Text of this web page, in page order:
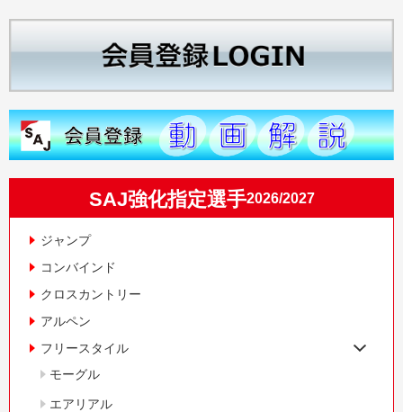
SAJ強化指定選手2026/2027
ジャンプ
コンバインド
クロスカントリー
アルペン
フリースタイル
モーグル
エアリアル